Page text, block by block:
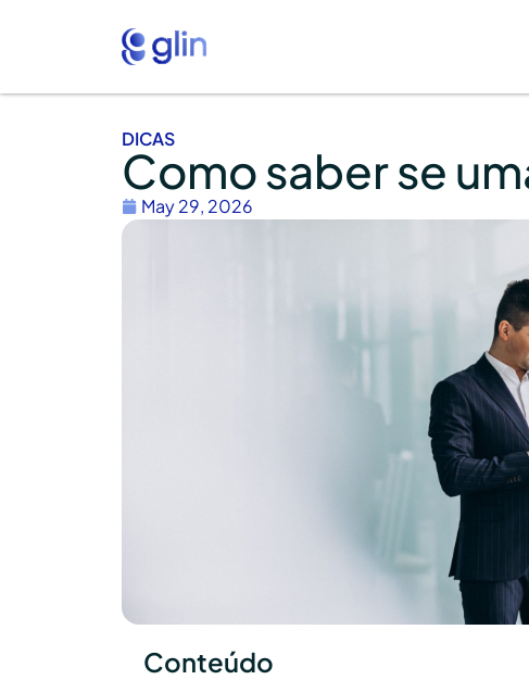
DICAS
Como saber se
May 29, 2026
Conteúdo